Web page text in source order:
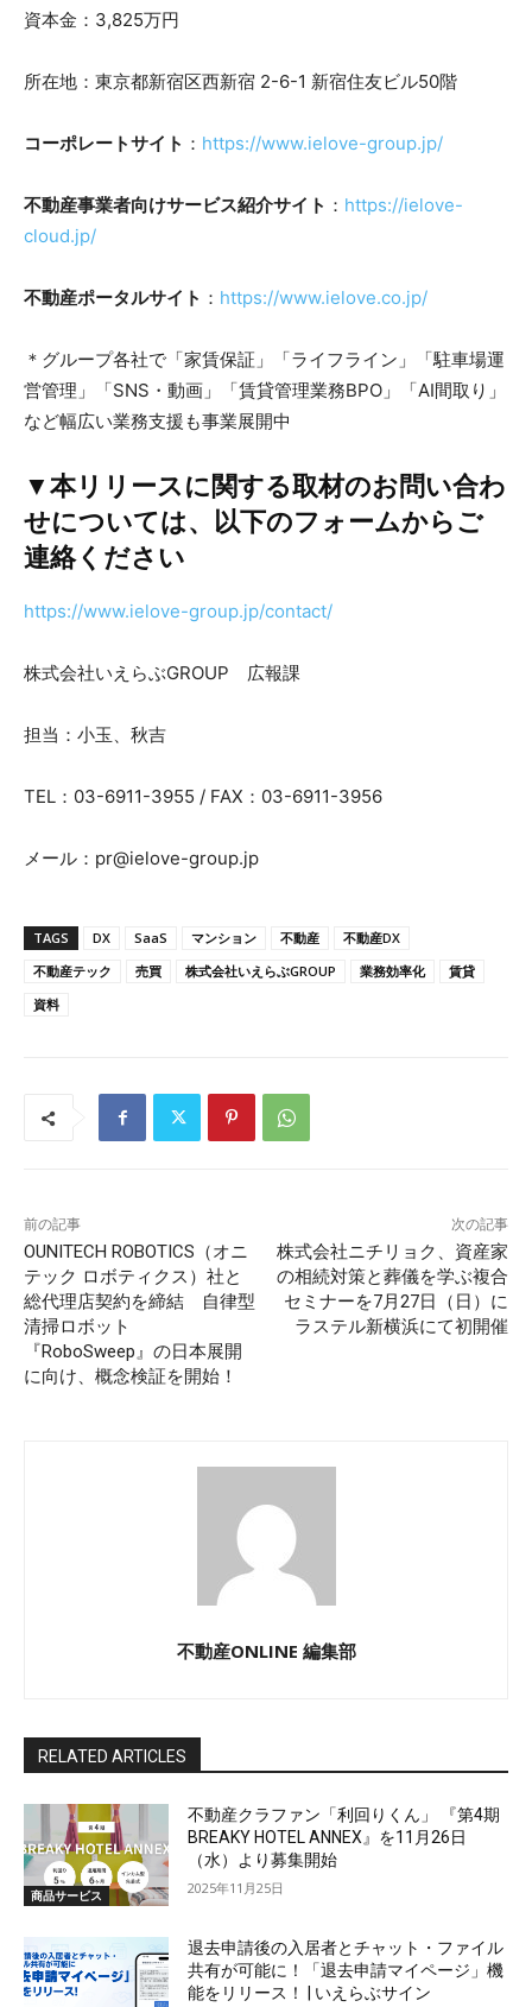
資本金：3,825万円
所在地：東京都新宿区西新宿 2-6-1 新宿住友ビル50階
コーポレートサイト ： https://www.ielove-group.jp/
不動産事業者向けサービス紹介サイト ： https://ielove-
cloud.jp/
不動産ポータルサイト ： https://www.ielove.co.jp/
＊グループ各社で「家賃保証」「ライフライン」「駐車場運
営管理」「SNS・動画」「賃貸管理業務BPO」「AI間取り」
など幅広い業務支援も事業展開中
▼本リリースに関する取材のお問い合わ
せについては、以下のフォームからご
連絡ください
https://www.ielove-group.jp/contact/
株式会社いえらぶGROUP 広報課
担当：小玉、秋吉
TEL：03-6911-3955 / FAX：03-6911-3956
メール：pr@ielove-group.jp
TAGS DX SaaS マンション 不動産
不動産DX
不動産テック
売買 株式会社いえらぶGROUP 業務効率化
賃貸
資料
前の記事
OUNITECH ROBOTICS（オニ
テック ロボティクス）社と
総代理店契約を締結 自律型
清掃ロボット
『RoboSweep』の日本展開
に向け、概念検証を開始！
次の記事
株式会社ニチリョク、資産家
の相続対策と葬儀を学ぶ複合
セミナーを7月27日（日）に
ラステル新横浜にて初開催
不動産ONLINE 編集部
RELATED ARTICLES
商品サービス
不動産クラファン「利回りくん」 『第4期
BREAKY HOTEL ANNEX』を11月26日
（水）より募集開始
2025年11月25日
退去申請後の入居者とチャット・ファイル
共有が可能に！「退去申請マイページ」機
能をリリース！ | いえらぶサイン